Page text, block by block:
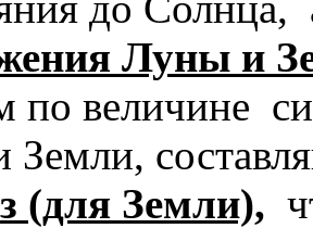
Луны и
по величине
Земли,
(для Земли),